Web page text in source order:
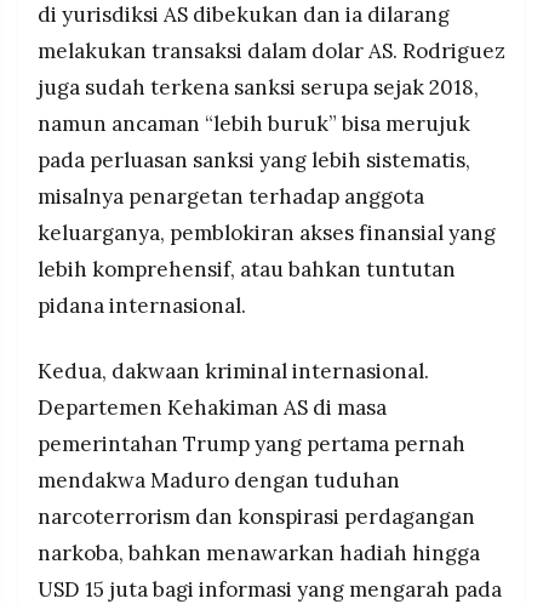
di yurisdiksi AS dibekukan dan ia dilarang
melakukan transaksi dalam dolar AS. Rodriguez
juga sudah terkena sanksi serupa sejak 2018,
namun ancaman “lebih buruk” bisa merujuk
pada perluasan sanksi yang lebih sistematis,
misalnya penargetan terhadap anggota
keluarganya, pemblokiran akses finansial yang
lebih komprehensif, atau bahkan tuntutan
pidana internasional.
Kedua, dakwaan kriminal internasional.
Departemen Kehakiman AS di masa
pemerintahan Trump yang pertama pernah
mendakwa Maduro dengan tuduhan
narcoterrorism dan konspirasi perdagangan
narkoba, bahkan menawarkan hadiah hingga
USD 15 juta bagi informasi yang mengarah pada